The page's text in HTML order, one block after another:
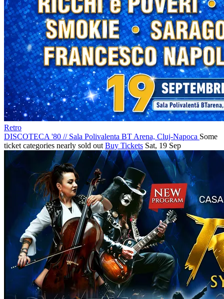
Retro
DISCOTECA '80 //Sala Polivalenta BT Arena, Cluj-Napoca Some
ticket categories nearly sold out Buy Tickets Sat, 19 Sep